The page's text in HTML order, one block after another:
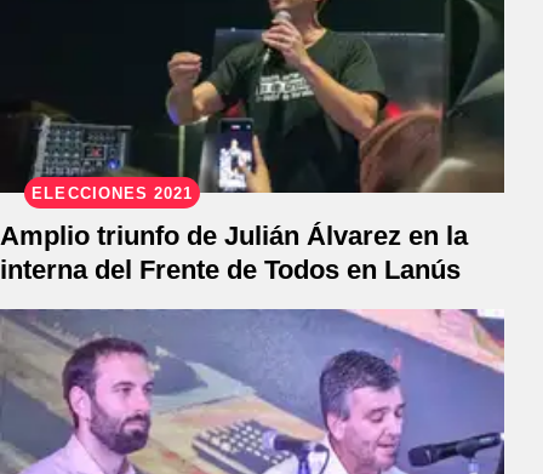
ELECCIONES 2021
Amplio triunfo de Julián Álvarez en la
interna del Frente de Todos en Lanús